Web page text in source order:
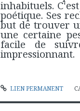
inhabituels.
poétique. Ses
but de trouver
une certaine
facile de
impressionnant.
LIEN PERMANENT